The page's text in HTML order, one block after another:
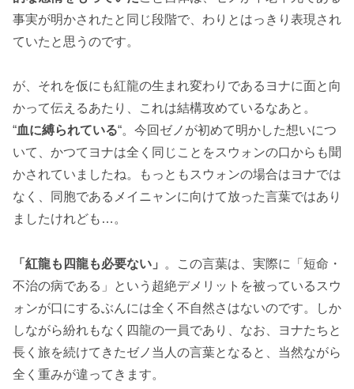
事実が明かされたと同じ段階で、わりとはっきり表現され
ていたと思うのです。
が、それを仮にも紅龍の生まれ変わりであるヨナに面と向
かって伝えるあたり、これは結構攻めているなあと。
“血に縛られている“。今回ゼノが初めて明かした想いにつ
いて、かつてヨナは全く同じことをスウォンの口からも聞
かされていましたね。もっともスウォンの場合はヨナでは
なく、同胞であるメイニャンに向けて放った言葉ではあり
ましたけれども…。
「紅龍も四龍も必要ない」
。この言葉は、実際に「短命・
不治の病である」という超絶デメリットを被っているスウ
ォンが口にするぶんには全く不自然さはないのです。しか
しながら紛れもなく四龍の一員であり、なお、ヨナたちと
長く旅を続けてきたゼノ当人の言葉となると、当然ながら
全く重みが違ってきます。